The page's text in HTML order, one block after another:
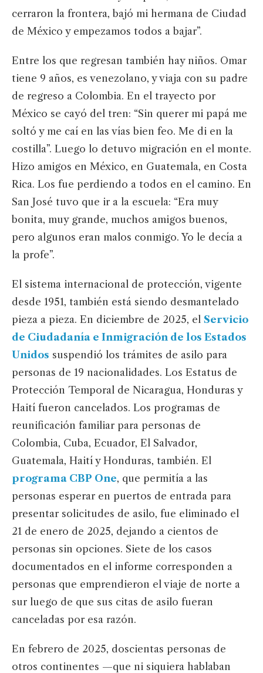
cerraron la frontera, bajó mi hermana de Ciudad
de México y empezamos todos a bajar”.
Entre los que regresan también hay niños. Omar
tiene 9 años, es venezolano, y viaja con su padre
de regreso a Colombia. En el trayecto por
México se cayó del tren: “Sin querer mi papá me
soltó y me caí en las vías bien feo. Me di en la
costilla”. Luego lo detuvo migración en el monte.
Hizo amigos en México, en Guatemala, en Costa
Rica. Los fue perdiendo a todos en el camino. En
San José tuvo que ir a la escuela: “Era muy
bonita, muy grande, muchos amigos buenos,
pero algunos eran malos conmigo. Yo le decía a
la profe”.
El sistema internacional de protección, vigente
desde 1951, también está siendo desmantelado
pieza a pieza. En diciembre de 2025, el Servicio
de Ciudadanía e Inmigración de los Estados
Unidos suspendió los trámites de asilo para
personas de 19 nacionalidades. Los Estatus de
Protección Temporal de Nicaragua, Honduras y
Haití fueron cancelados. Los programas de
reunificación familiar para personas de
Colombia, Cuba, Ecuador, El Salvador,
Guatemala, Haití y Honduras, también. El
programa CBP One, que permitía a las
personas esperar en puertos de entrada para
presentar solicitudes de asilo, fue eliminado el
21 de enero de 2025, dejando a cientos de
personas sin opciones. Siete de los casos
documentados en el informe corresponden a
personas que emprendieron el viaje de norte a
sur luego de que sus citas de asilo fueran
canceladas por esa razón.
En febrero de 2025, doscientas personas de
otros continentes —que ni siquiera hablaban